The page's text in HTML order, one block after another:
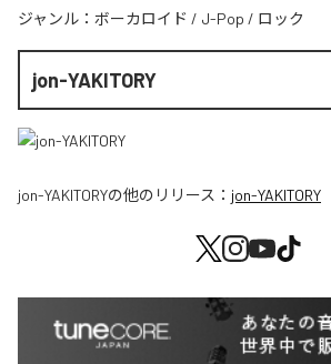
ジャンル： ボーカロイド / J-Pop / ロック
jon-YAKITORY
jon-YAKITORYの他のリリース： jon-YAKITORY